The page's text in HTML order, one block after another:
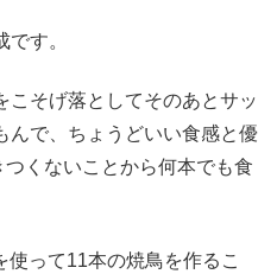
です。
こそげ落としてそのあとサッ
んで、ちょうどいい食感と優
くないことから何本でも食
って11本の焼鳥を作るこ